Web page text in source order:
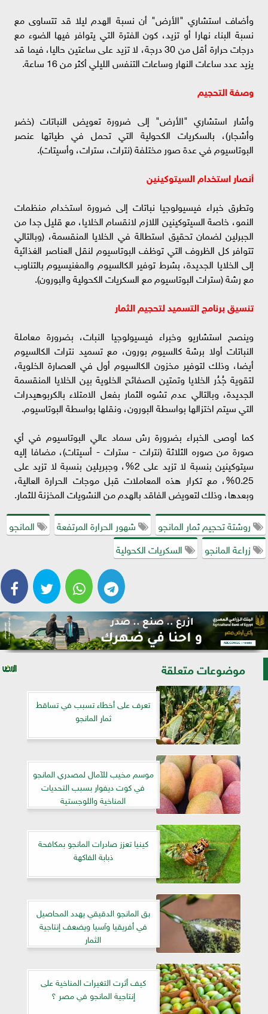
وأضاف استشاري "الأرض" أن نسبة الهدم ليلا قد تتساوى مع
نسبة البناء نهارا أو تزيد، كون الفترة التي يتوافر فيها الضوء مع
درجات حرارة أقل من 30 درجة، لا تزيد على ساعتين حاليا، فيما قد
يزيد عدد ساعات النهار وساعات التنفس الليلي أكثر من 16 ساعة.
وصفة التحجيم
وأشار استشاري "الأرض" إلى ضرورة تعويض النباتات (خضر
وأشجار)، بالسكريات الكحولية التي تحمل في طياتها عنصر
البوتاسيوم في عدة صور مختلفة (نترات، سترات، وأسيتات).
أنصار استخدام السيتوكينين
وتطرق خبراء فيسيولوجيا نباتات إلى ضرورة استخدام منظمات
النمو، خاصة السيتوكينين اللازم لانقسام الخلايا، مع قليل جدا من
الجبرلين لضمان تحقيق استطالة في الخلايا المنقسمة، (وبالتالي
تتوافر كل الظروف التي توظف البوتاسيوم لنقل العناصر الغذائية
إلى الخلايا الجديدة، بشرط توفير الكالسيوم والمغنيسيوم بالتناوب
مع رشة (سترات البوتاسيوم مع السكريات الكحولية والبورون).
تنسيق برنامج التسميد لتحجيم الثمار
وينصح استشاريو وخبراء فيسيولوجيا النبات، بضرورة معاملة
النباتات أولا برشة كالسيوم بورون، مع تسميد نترات الكالسيوم
أيضا، وذلك لتوفير مخزون الكالسيوم أول في العصارة الخلوية،
لتقوية جُدُر الخلايا وتمتين الصفائح الخلوية بين الخلايا المنقسمة
الجديدة، وبالتالي عدم تشوه الثمار بفعل الامتلاء بالكربوهيدرات
التي سيتم اختزالها بواسطة البورون، ونقلها بواسطة البوتاسيوم.
كما أوصى الخبراء بضرورة رش سماد عالي البوتاسيوم في أي
صورة من صوره الثلاثة (نترات - سترات - أسيتات)، مضافا إليه
سيتوكينين بنسبة لا تزيد على 2%، وجبريلين بنسبة لا تزيد على
0.25%، مع تكرار هذه المعاملات قبل موجات الحرارة العالية،
وبعدها، وذلك لتعويض الفاقد بالهدم من النشويات المخزنة للثمار.
روشتة تحجيم ثمار المانجو
شهور الحرارة المرتفعة
المانجو
زراعة المانجو
السكريات الكحولية
موضوعات متعلقة
تعرف على أخطاء تسبب في تساقط
ثمار المانجو
موسم مخيب للآمال لمصدري المانجو
في كوت ديفوار بسبب التحديات
المناخية واللوجستية
كينيا تعزز صادرات المانجو بمكافحة
ذبابة الفاكهة
بق المانجو الدقيقي يهدد المحاصيل
في أفريقيا وآسيا ويضعف إنتاجية
الثمار
كيف أثرت التغيرات المناخية على
إنتاجية المانجو في مصر ؟